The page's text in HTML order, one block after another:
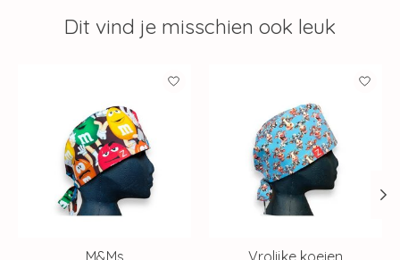
Dit vind je misschien ook leuk
Items van productcarrousel
M&Ms
Vrolijke koeien